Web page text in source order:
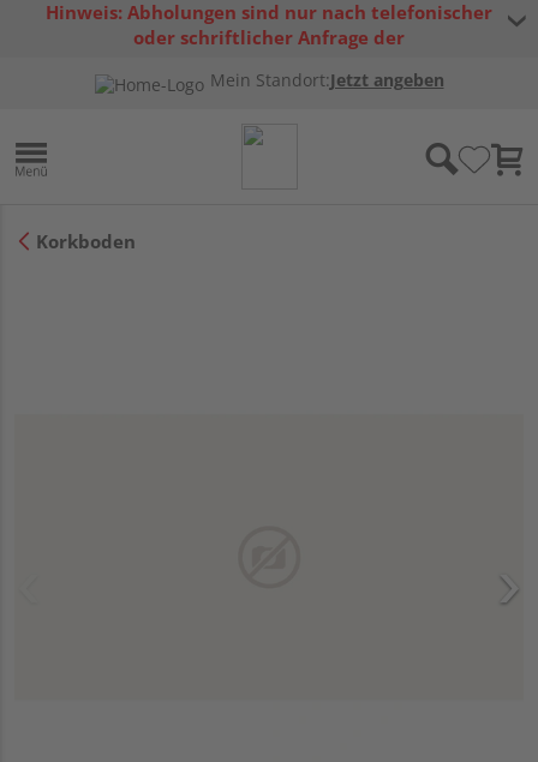
Hinweis: Abholungen sind nur nach telefonischer
oder schriftlicher Anfrage der
Mein Standort:Jetzt angeben
Korkboden